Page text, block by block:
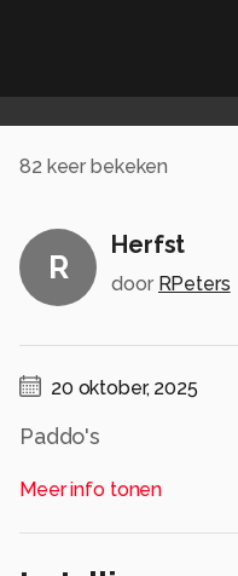
82 keer bekeken
R
Herfst
door RPeters
20 oktober, 2025
Paddo's
Alle rechten voorbehouden
Meer info tonen